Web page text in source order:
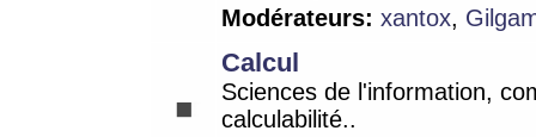
Modérateurs: xantox,
Calcul
Sciences de l'information,
calculabilité..